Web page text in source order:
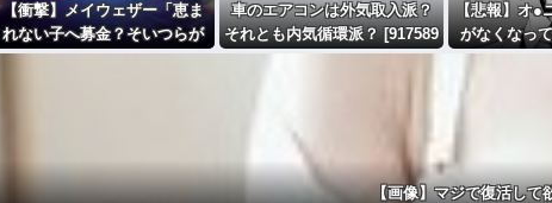
【衝撃】メイウェザー「恵ま
れない子へ募金？そいつらが
俺に何かしてくれたの
車のエアコンは外気取入派？
それとも内気循環派？ [917589
786]
【悲報】オ●
がなくなっ
ｗ
【画像】マジで復活して